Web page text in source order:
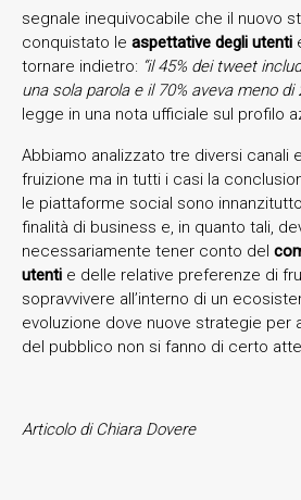
segnale inequivocabile che il nuovo
conquistato le aspettative degli utenti
tornare indietro: “il 45% dei tweet
una sola parola e il 70% aveva meno di
legge in una nota ufficiale sul profilo
Abbiamo analizzato tre diversi canali
fruizione ma in tutti i casi la
le piattaforme social sono
finalità di business e, in quanto tali,
necessariamente tener conto del
utenti e delle relative preferenze di
sopravvivere all’interno di un
evoluzione dove nuove strategie per
del pubblico non si fanno di certo
Articolo di Chiara Dovere